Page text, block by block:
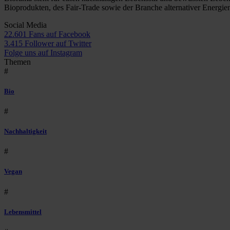
Bioprodukten, des Fair-Trade sowie der Branche alternativer
Social Media
22.601 Fans auf Facebook
3.415 Follower auf Twitter
Folge uns auf Instagram
Themen
#
Bio
#
Nachhaltigkeit
#
Vegan
#
Lebensmittel